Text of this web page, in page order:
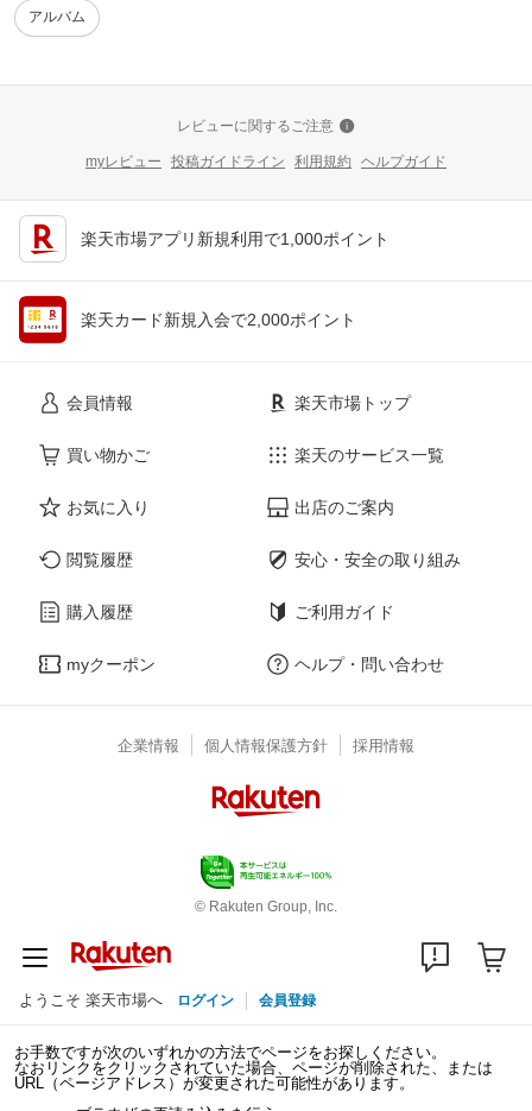
アルバム
レビューに関するご注意
myレビュー 投稿ガイドライン 利用規約 ヘルプガイド
楽天市場アプリ新規利用で1,000ポイント
楽天カード新規入会で2,000ポイント
会員情報
買い物かご
お気に入り
閲覧履歴
購入履歴
myクーポン
楽天市場トップ
楽天のサービス一覧
出店のご案内
安心・安全の取り組み
ご利用ガイド
ヘルプ・問い合わせ
企業情報 個人情報保護方針 採用情報
© Rakuten Group, Inc.
ようこそ 楽天市場へ ログイン 会員登録
お手数ですが次のいずれかの方法でページをお探しください。
なおリンクをクリックされていた場合、ページが削除された、または
URL（ページアドレス）が変更された可能性があります。